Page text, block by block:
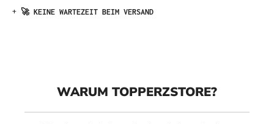
+ 🚀 KEINE WARTEZEIT BEIM VERSAND
WARUM TOPPERZSTORE?